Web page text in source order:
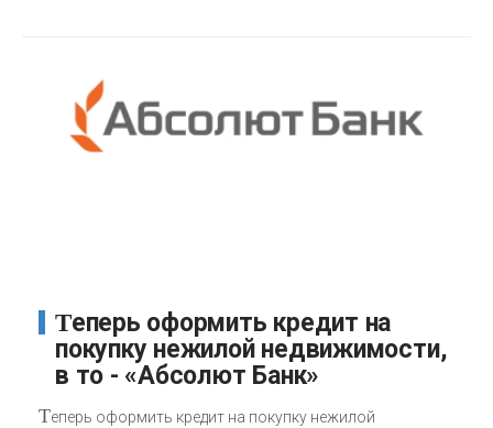
Теперь оформить кредит на
покупку нежилой недвижимости,
в то - «Абсолют Банк»
Теперь оформить кредит на покупку нежилой